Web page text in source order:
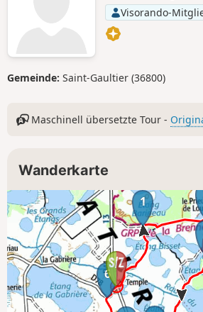
Visorando-
Gemeinde: Saint-Gaultier (36800)
Maschinell übersetzte Tour -
Wanderkarte
1
6